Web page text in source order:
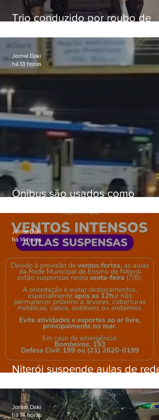
Trio conduzido por roubo de
passagens
Ônibus são usados como
Gardênia Azul
Jornal Daki
há 13 horas
Niterói suspende aulas de rede
ventos fortes nesta sexta (7)
Jornal Daki
há 14 horas
Jornal Daki
há 14 horas